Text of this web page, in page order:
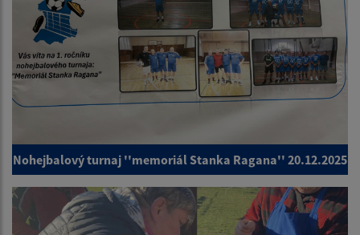
Nohejbalový turnaj ''memoriál Stanka Ragana'' 20.12.2025